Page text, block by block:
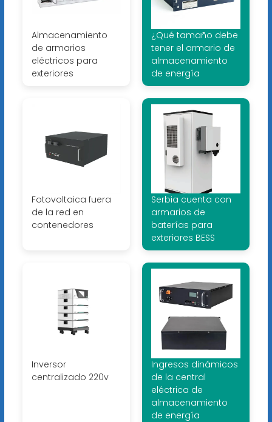
Almacenamiento
de armarios
eléctricos para
exteriores
¿Qué tamaño debe
tener el armario de
almacenamiento
de energía
Fotovoltaica fuera
de la red en
contenedores
Serbia cuenta con
armarios de
baterías para
exteriores BESS
Inversor
centralizado 220v
Ingresos dinámicos
de la central
eléctrica de
almacenamiento
de energía